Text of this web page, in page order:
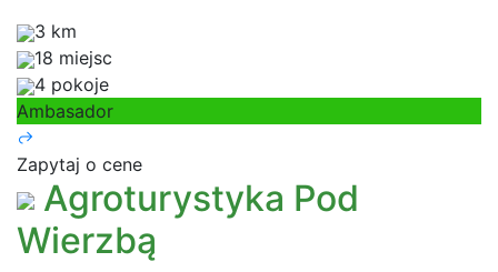
3 km
18 miejsc
4 pokoje
Ambasador
Zapytaj o cene
Agroturystyka Pod
Wierzbą